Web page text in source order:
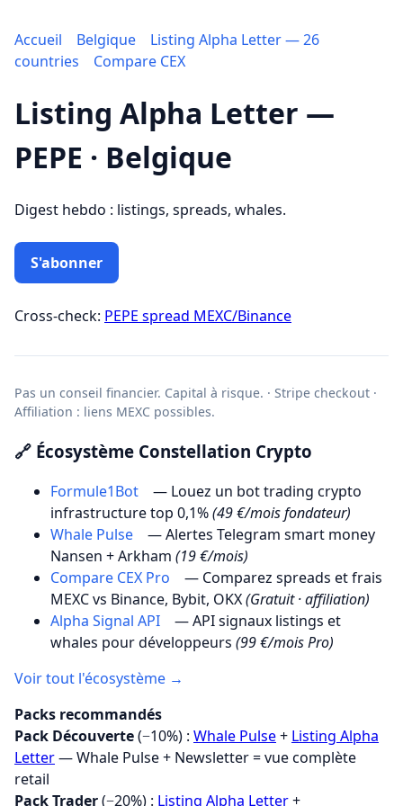
Accueil Belgique
Listing Alpha Letter — 26
countries
Compare CEX
Listing Alpha Letter —
PEPE · Belgique
Digest hebdo : listings, spreads, whales.
S'abonner
Cross-check: PEPE spread MEXC/Binance
Pas un conseil financier. Capital à risque. · Stripe checkout ·
Affiliation : liens MEXC possibles.
🔗 Écosystème Constellation Crypto
Formule1Bot
— Louez un bot trading crypto
infrastructure top 0,1%(49 €/mois fondateur)
Whale Pulse
— Alertes Telegram smart money
Nansen + Arkham (19 €/mois)
Compare CEX Pro
— Comparez spreads et frais
MEXC vs Binance, Bybit, OKX(Gratuit · affiliation)
Alpha Signal API
— API signaux listings et
whales pour développeurs (99 €/mois Pro)
Voir tout l'écosystème →
Packs recommandés
Pack Découverte(−10%) : Whale Pulse+ Listing Alpha
Letter— Whale Pulse + Newsletter = vue complète
retail
Pack Trader(−20%) : Listing Alpha Letter+